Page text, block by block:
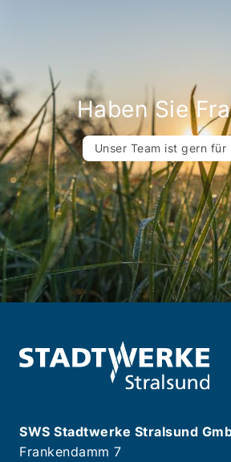
Haben Sie
Unser Team ist gern für
SWS Stadtwerke Stralsund
Frankendamm 7